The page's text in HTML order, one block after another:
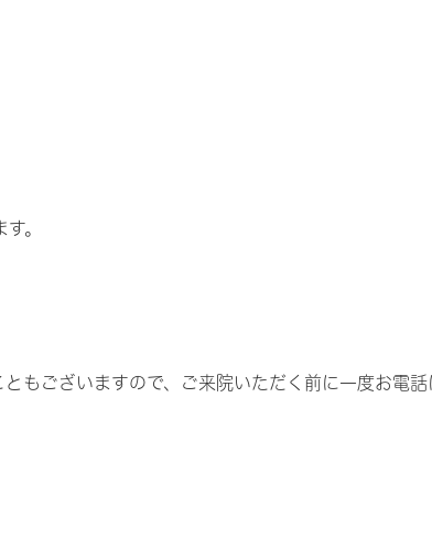
。
もございますので、ご来院いただく前に一度お電話